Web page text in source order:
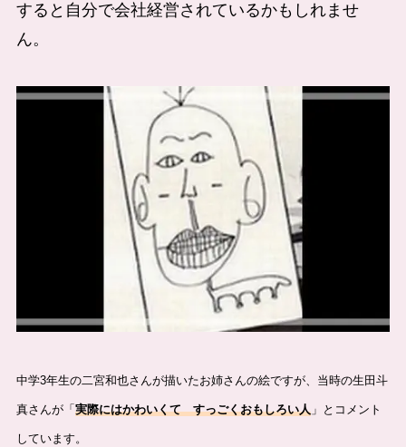
すると自分で会社経営されているかもしれませ
ん。
中学3年生の二宮和也さんが描いたお姉さんの絵ですが、当時の生田斗
真さんが「 実際にはかわいくて すっごくおもしろい人」とコメント
しています。